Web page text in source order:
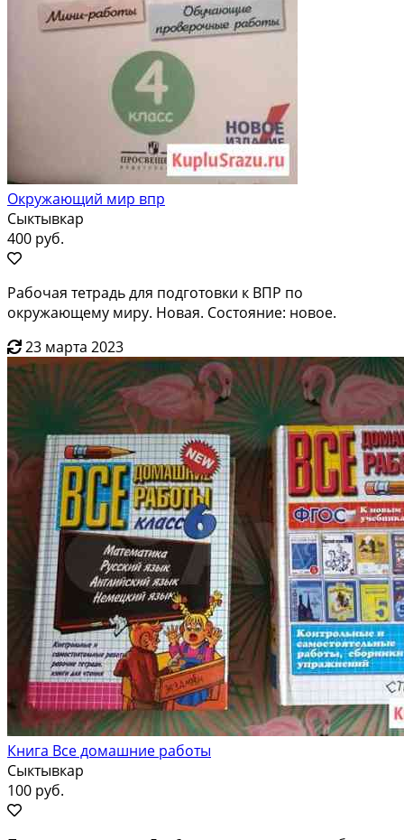
Окружающий мир впр
Сыктывкар
400 руб.
Рабочая тетрадь для подготовки к ВПР по
окружающему миру. Новая. Состояние: новое.
23 марта 2023
Книга Все домашние работы
Сыктывкар
100 руб.